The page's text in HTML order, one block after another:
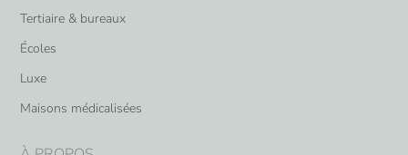
Tertiaire & bureaux
Écoles
Luxe
Maisons médicalisées